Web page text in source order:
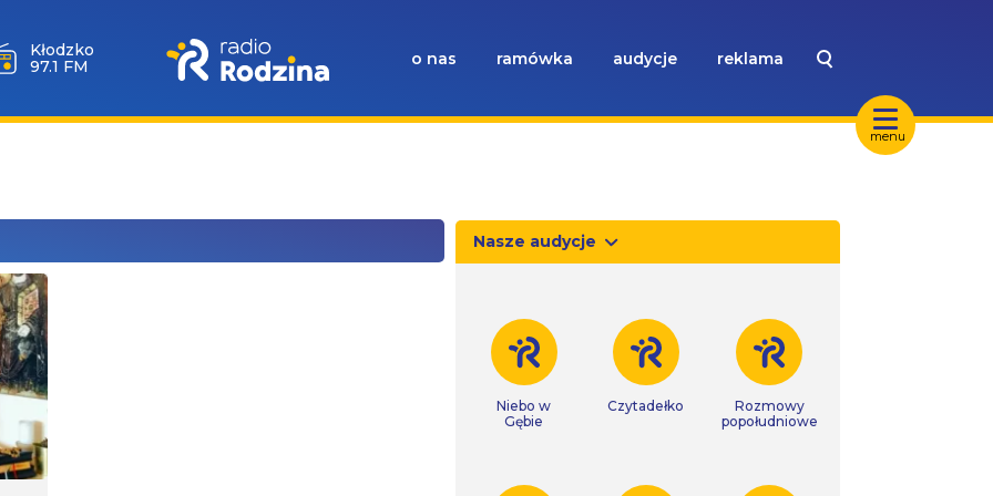
menu
Kłodzko
97.1 FM
o nas ramówka audycje reklama
Nasze audycje
Niebo w
Gębie
Czytadełko
Rozmowy
popołudniowe